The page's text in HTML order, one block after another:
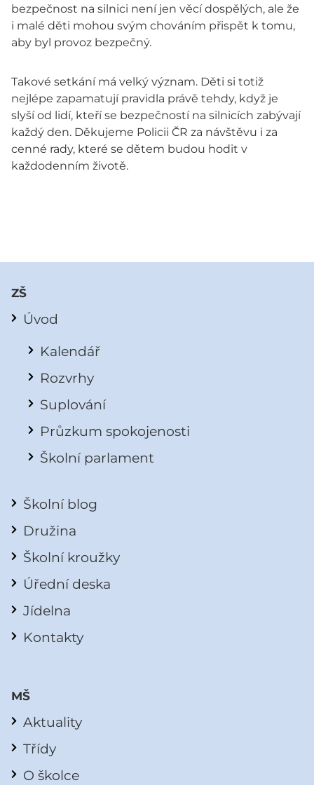
bezpečnost na silnici není jen věcí dospělých, ale že
i malé děti mohou svým chováním přispět k tomu,
aby byl provoz bezpečný.
Takové setkání má velký význam. Děti si totiž
nejlépe zapamatují pravidla právě tehdy, když je
slyší od lidí, kteří se bezpečností na silnicích zabývají
každý den. Děkujeme Policii ČR za návštěvu i za
cenné rady, které se dětem budou hodit v
každodenním životě.
ZŠ
Úvod
Kalendář
Rozvrhy
Suplování
Průzkum spokojenosti
Školní parlament
Školní blog
Družina
Školní kroužky
Úřední deska
Jídelna
Kontakty
MŠ
Aktuality
Třídy
O školce